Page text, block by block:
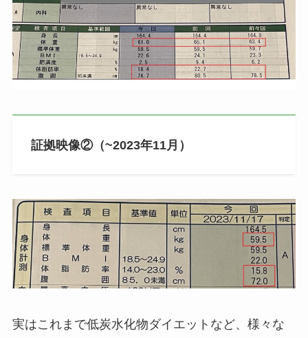
証拠映像②（~2023年11月）
実はこれまで低炭水化物ダイエットなど、様々な